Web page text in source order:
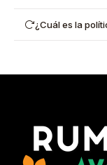
¿Cuál es la